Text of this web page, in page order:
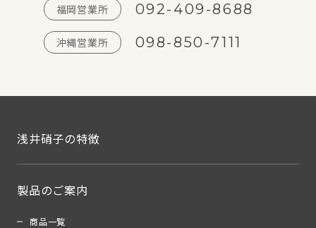
福岡営業所 092-409-8688
沖縄営業所 098-850-7111
浅井硝子の特徴
製品のご案内
商品一覧